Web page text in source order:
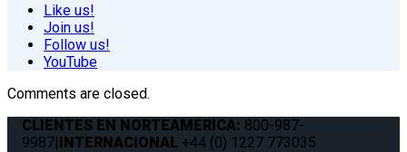
Like us!
Join us!
Follow us!
YouTube
Comments are closed.
CLIENTES EN NORTEAMÉRICA: 800-987-
9987|INTERNACIONAL +44 (0) 1227 773035